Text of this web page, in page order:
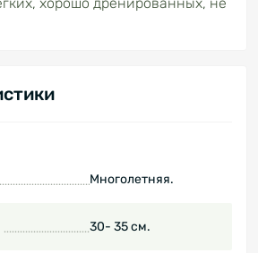
Многолетняя.
30- 35 см.